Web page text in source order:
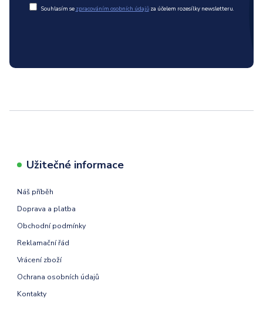
Souhlasím se zpracováním osobních údajůza účelem rozesílky newsletteru.
Užitečné informace
Náš příběh
Doprava a platba
Obchodní podmínky
Reklamační řád
Vrácení zboží
Ochrana osobních údajů
Kontakty